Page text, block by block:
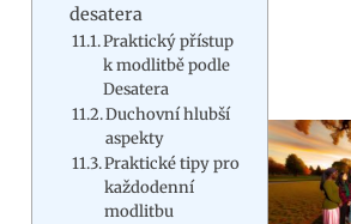
desatera
Praktický přístup
k modlitbě podle
Desatera
Duchovní hlubší
aspekty
Praktické tipy pro
každodenní
modlitbu